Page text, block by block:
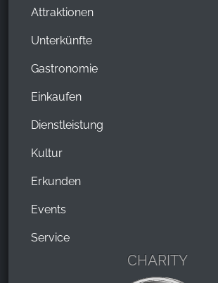
Attraktionen
Unterkünfte
Gastronomie
Einkaufen
Dienstleistung
Kultur
Erkunden
Events
Service
CHARITY